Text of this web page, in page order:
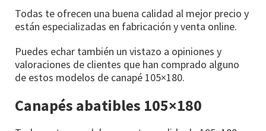
Todas te ofrecen una buena calidad al mejor precio y
están especializadas en fabricación y venta online.
Puedes echar también un vistazo a opiniones y
valoraciones de clientes que han comprado alguno
de estos modelos de canapé 105×180.
Canapés abatibles 105×180